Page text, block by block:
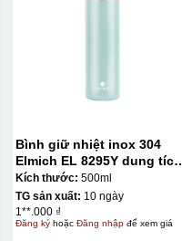
Bình giữ nhiệt inox 304
Elmich EL 8295Y dung tích
500ml
Kích thước: 500ml
TG sản xuất: 10 ngày
1**.000 ₫
Đăng kýhoặc Đăng nhậpđể xem giá